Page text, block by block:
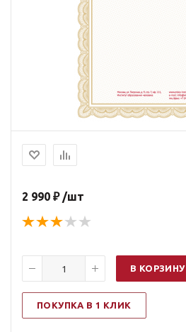
2 990 ₽ /шт
В КОРЗИНУ
ПОКУПКА В 1 КЛИК